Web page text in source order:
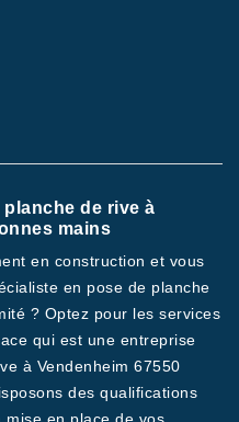
de rive à
mains
en construction et vous
en pose de planche
? Optez pour les services
qui est une entreprise
à Vendenheim 67550
des qualifications